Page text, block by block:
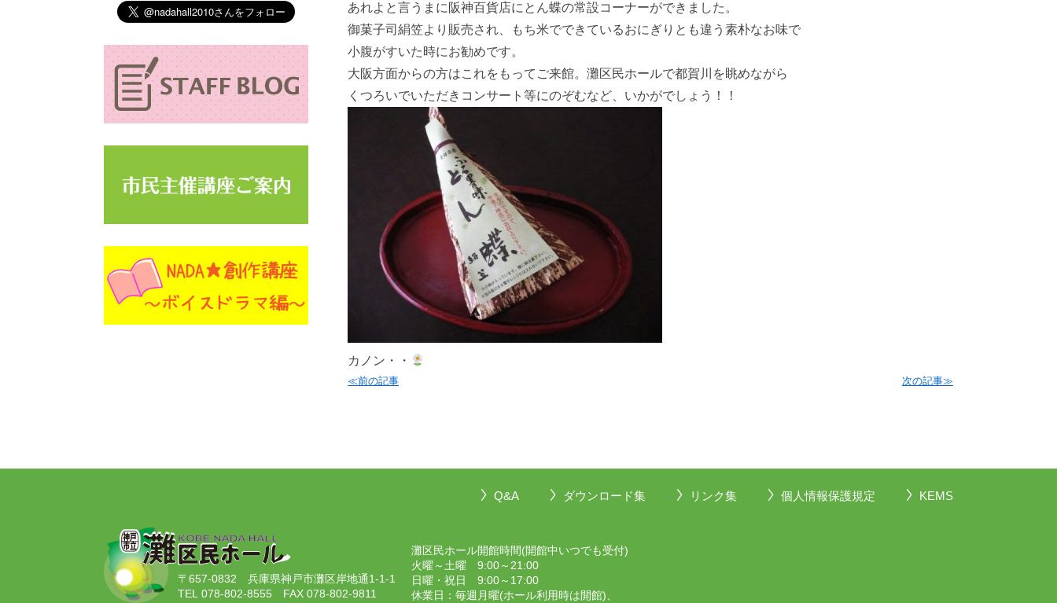
あれよと言うまに阪神百貨店にとん蝶の常設コーナーができました。
御菓子司絹笠より販売され、もち米でできているおにぎりとも違う素朴なお味で
小腹がすいた時にお勧めです。
大阪方面からの方はこれをもってご来館。灘区民ホールで都賀川を眺めながら
くつろいでいただきコンサート等にのぞむなど、いかがでしょう！！
カノン・・
≪前の記事 次の記事≫
Q&A ダウンロード集 リンク集 個人情報保護規定 KEMS
〒657-0832 兵庫県神戸市灘区岸地通1-1-1
TEL 078-802-8555 FAX 078-802-9811
灘区民ホール開館時間(開館中いつでも受付)
火曜～土曜 9:00～21:00
日曜・祝日 9:00～17:00
休業日：毎週月曜(ホール利用時は開館)、